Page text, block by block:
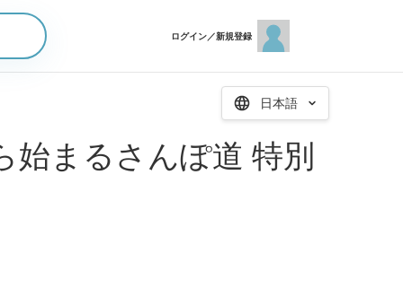
ログイン／新規登録
日本語
始まるさんぽ道 特別